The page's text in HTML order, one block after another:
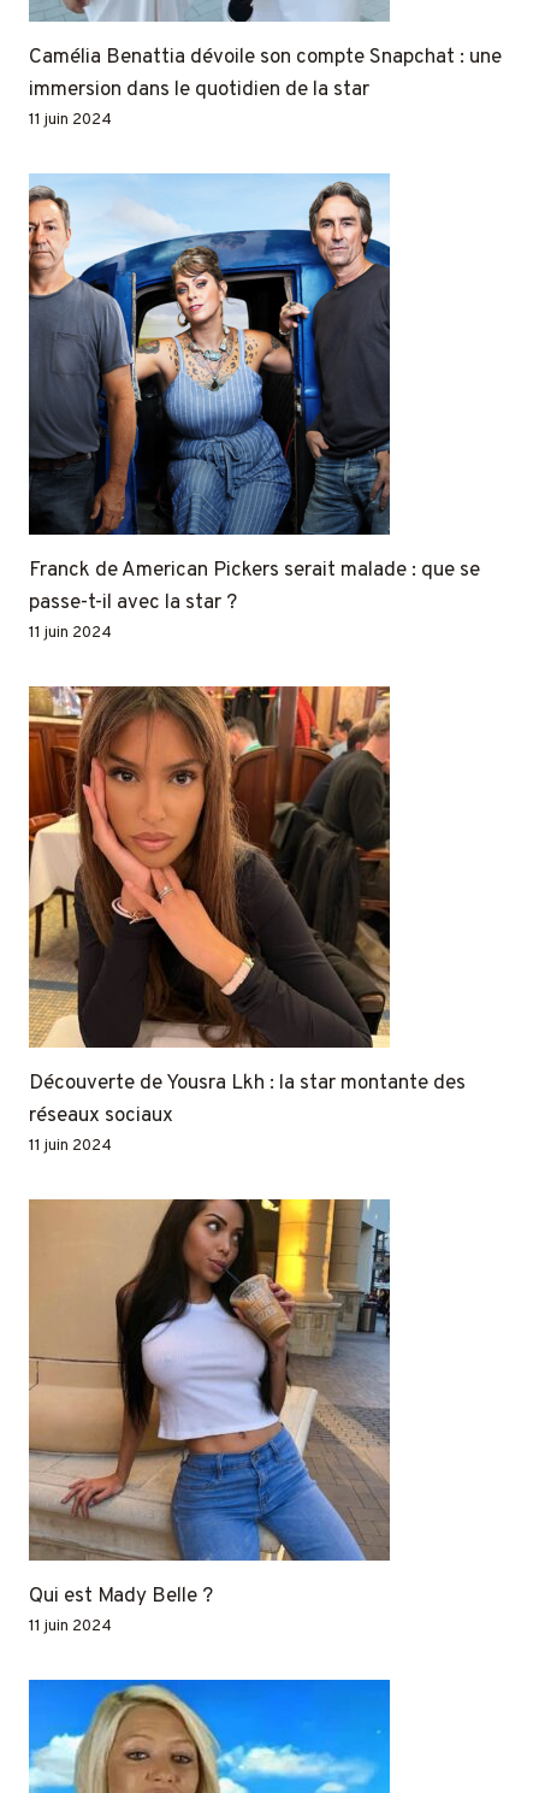
Camélia Benattia dévoile son compte Snapchat : une
immersion dans le quotidien de la star
11 juin 2024
Franck de American Pickers serait malade : que se
passe-t-il avec la star ?
11 juin 2024
Découverte de Yousra Lkh : la star montante des
réseaux sociaux
11 juin 2024
Qui est Mady Belle ?
11 juin 2024